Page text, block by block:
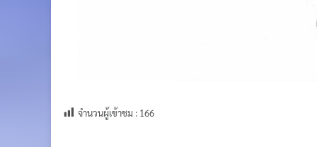
จำนวนผู้เข้าชม : 166